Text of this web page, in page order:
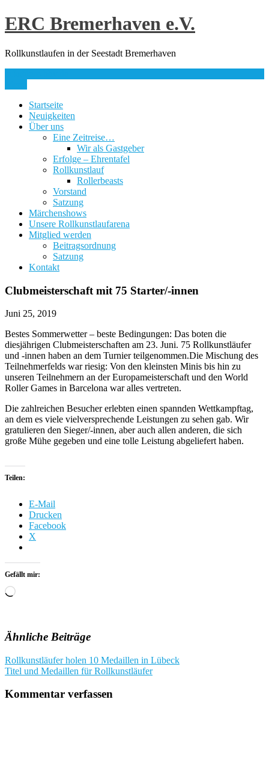
Skip
to
ERC Bremerhaven e.V.
Rollkunstlaufen in der Seestadt Bremerhaven
Startseite
Neuigkeiten
Über uns
Eine Zeitreise…
Wir als Gastgeber
Erfolge – Ehrentafel
Rollkunstlauf
Rollerbeasts
Vorstand
Satzung
Märchenshows
Unsere Rollkunstlaufarena
Mitglied werden
Beitragsordnung
Satzung
Kontakt
Clubmeisterschaft mit 75 Starter/-innen
Juni 25, 2019
Bestes Sommerwetter – beste Bedingungen: Das boten die
diesjährigen Clubmeisterschaften am 23. Juni. 75 Rollkunstläufer
und -innen haben an dem Turnier teilgenommen.Die Mischung des
Teilnehmerfelds war riesig: Von den kleinsten Minis bis hin zu
unseren Teilnehmern an der Europameisterschaft und den World
Roller Games in Barcelona war alles vertreten.
Die zahlreichen Besucher erlebten einen spannden Wettkampftag,
an dem es viele vielversprechende Leistungen zu sehen gab. Wir
gratulieren den Sieger/-innen, aber auch allen anderen, die sich
große Mühe gegeben und eine tolle Leistung abgeliefert haben.
Teilen:
E-Mail
Drucken
Facebook
X
Gefällt mir:
Wird
Ähnliche Beiträge
Beitragsnavigation
Rollkunstläufer holen 10 Medaillen in Lübeck
Titel und Medaillen für Rollkunstläufer
Kommentar verfassen